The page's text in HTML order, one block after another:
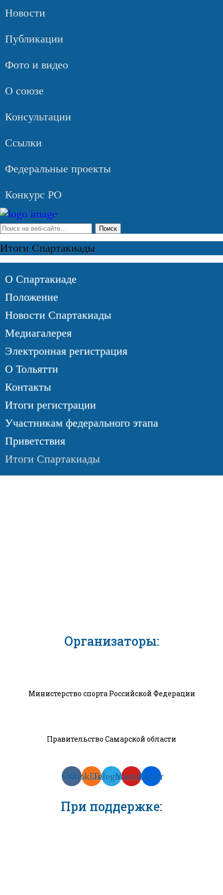
Новости
Публикации
Фото и видео
О союзе
Консультации
Ссылки
Федеральные проекты
Конкурс РО
Итоги Спартакиады
О Спартакиаде
Положение
Новости Cпартакиады
Медиагалерея
Электронная регистрация
О Тольятти
Контакты
Итоги регистрации
Участникам федерального этапа
Приветствия
Итоги Спартакиады
Организаторы:
Министерство спорта Российской Федерации
Правительство Самарской области
Vk
Odnoklassniki
TelegramYoutubeFlickr
При поддержке: